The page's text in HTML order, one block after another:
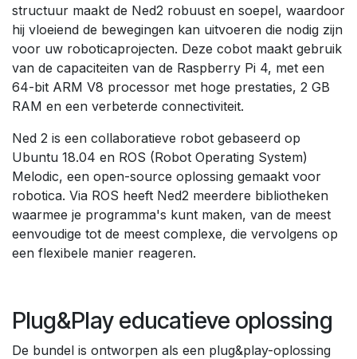
structuur maakt de Ned2 robuust en soepel, waardoor
hij vloeiend de bewegingen kan uitvoeren die nodig zijn
voor uw roboticaprojecten. Deze cobot maakt gebruik
van de capaciteiten van de Raspberry Pi 4, met een
64-bit ARM V8 processor met hoge prestaties, 2 GB
RAM en een verbeterde connectiviteit.
Ned 2 is een collaboratieve robot gebaseerd op
Ubuntu 18.04 en ROS (Robot Operating System)
Melodic, een open-source oplossing gemaakt voor
robotica. Via ROS heeft Ned2 meerdere bibliotheken
waarmee je programma's kunt maken, van de meest
eenvoudige tot de meest complexe, die vervolgens op
een flexibele manier reageren.
Plug&Play educatieve oplossing
De bundel is ontworpen als een plug&play-oplossing